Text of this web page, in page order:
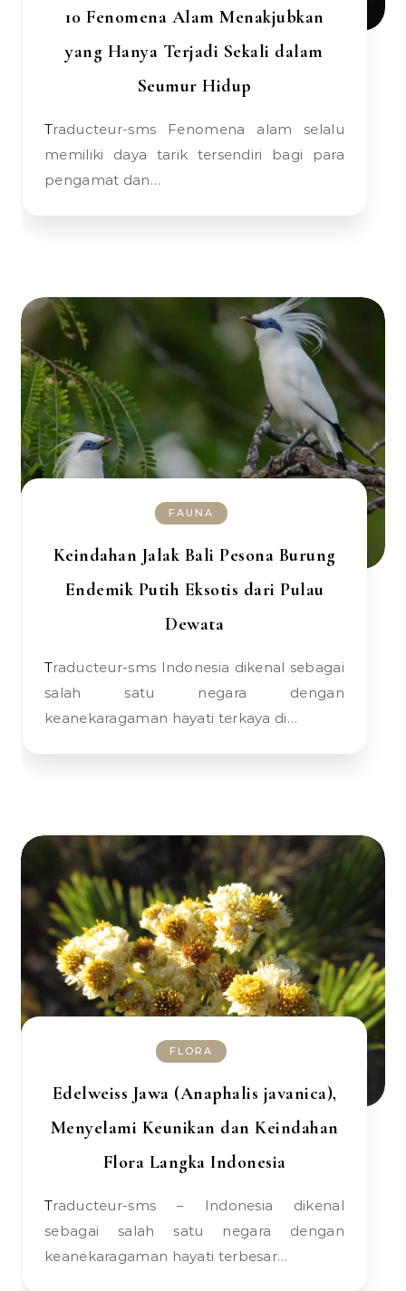
10 Fenomena Alam Menakjubkan
yang Hanya Terjadi Sekali dalam
Seumur Hidup
Traducteur-sms Fenomena alam selalu
memiliki daya tarik tersendiri bagi para
pengamat dan…
FAUNA
Keindahan Jalak Bali Pesona Burung
Endemik Putih Eksotis dari Pulau
Dewata
Traducteur-sms Indonesia dikenal sebagai
salah satu negara dengan
keanekaragaman hayati terkaya di…
FLORA
Edelweiss Jawa (Anaphalis javanica),
Menyelami Keunikan dan Keindahan
Flora Langka Indonesia
Traducteur-sms – Indonesia dikenal
sebagai salah satu negara dengan
keanekaragaman hayati terbesar…